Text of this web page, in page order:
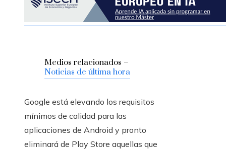
Medios relacionados –
Noticias de última hora
Google está elevando los requisitos
mínimos de calidad para las
aplicaciones de Android y pronto
eliminará de Play Store aquellas que